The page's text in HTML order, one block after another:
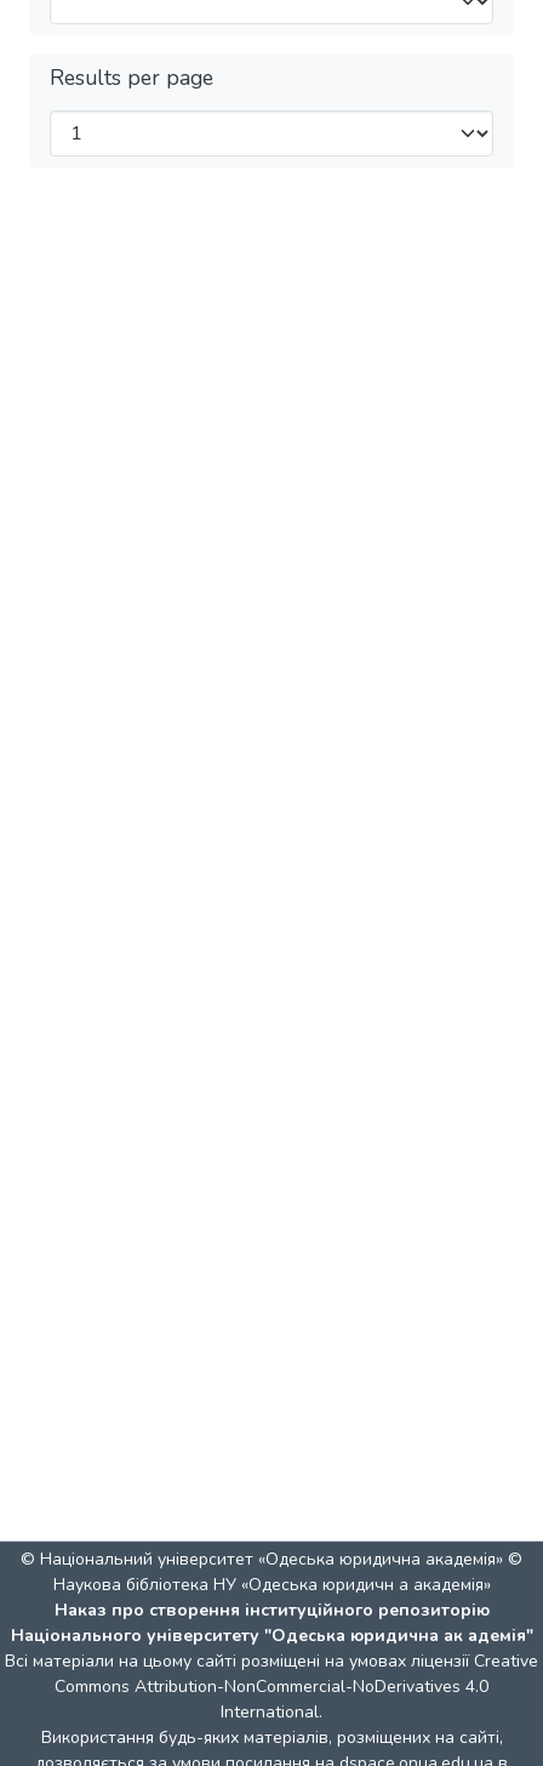
Results per page
© Національний університет «Одеська юридична академія» ©
Наукова бібліотека НУ «Одеська юридичн а академія»
Наказ про створення інституційного репозиторію
Національного університету "Одеська юридична ак адемія"
Всі матеріали на цьому сайті розміщені на умовах ліцензії Creative
Commons Attribution-NonCommercial-NoDerivatives 4.0
International.
Використання будь-яких матеріалів, розміщених на сайті,